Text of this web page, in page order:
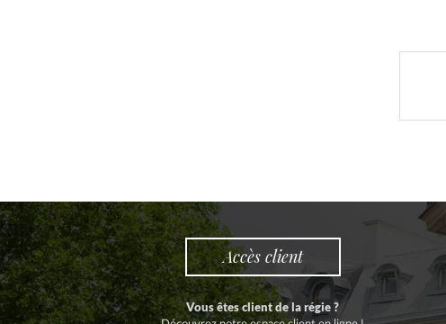
Accès client
Vous êtes client de la régie ?